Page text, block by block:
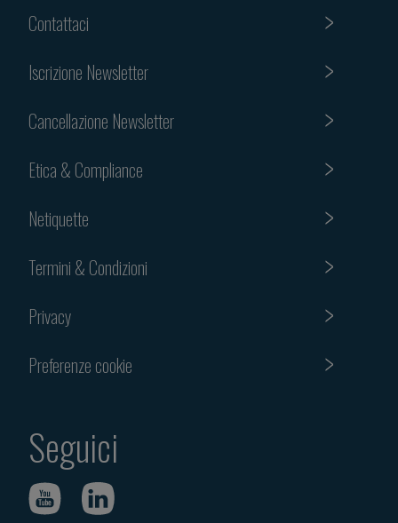
Contattaci
Iscrizione Newsletter
Cancellazione Newsletter
Etica & Compliance
Netiquette
Termini & Condizioni
Privacy
Preferenze cookie
Seguici